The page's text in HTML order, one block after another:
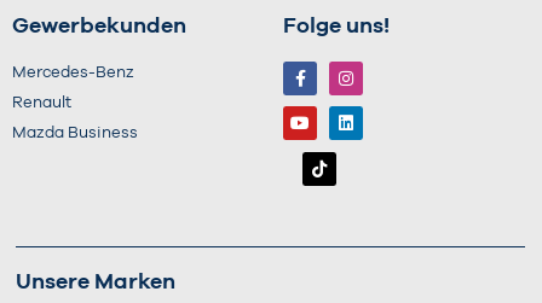
Gewerbekunden
Mercedes-Benz
Renault
Mazda Business
Folge uns!
Unsere Marken